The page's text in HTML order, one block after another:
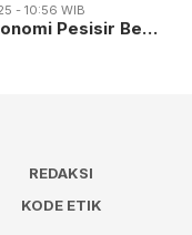
- 10:56 WIB
Pesisir Be…
REDAKSI
KODE ETIK